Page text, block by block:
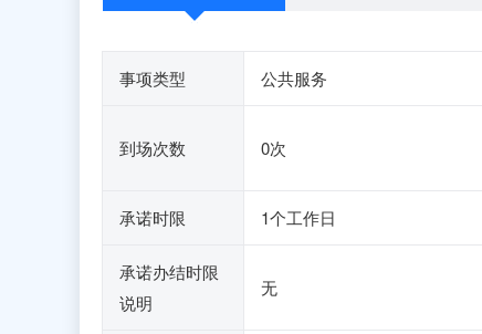
事项类型 公共服务
到场次数 0次
承诺时限 1个工作日
承诺办结时限
说明
无